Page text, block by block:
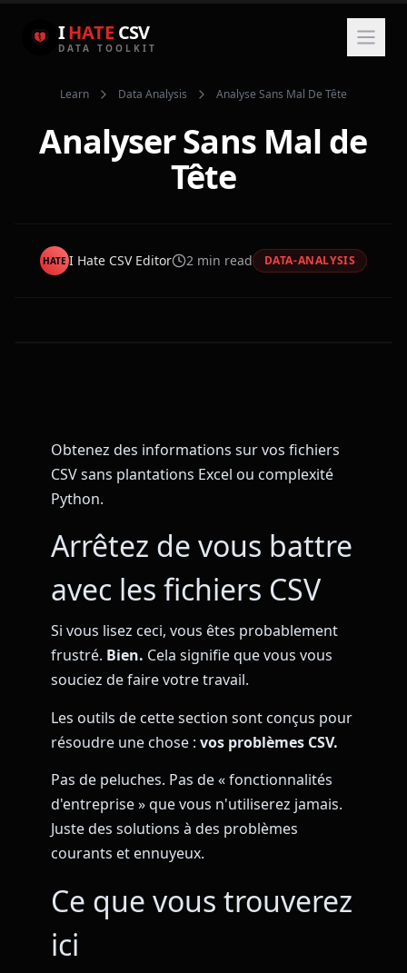
IHATE CSV
DATA TOOLKIT
Learn Data Analysis Analyse Sans Mal De Tête
Analyser Sans Mal de
Tête
HATE I Hate CSV Editor 2min read DATA-ANALYSIS
Obtenez des informations sur vos fichiers
CSV sans plantations Excel ou complexité
Python.
Arrêtez de vous battre
avec les fichiers CSV
Si vous lisez ceci, vous êtes probablement
frustré. Bien. Cela signifie que vous vous
souciez de faire votre travail.
Les outils de cette section sont conçus pour
résoudre une chose : vos problèmes CSV.
Pas de peluches. Pas de « fonctionnalités
d'entreprise » que vous n'utiliserez jamais.
Juste des solutions à des problèmes
courants et ennuyeux.
Ce que vous trouverez
ici